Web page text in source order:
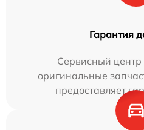
Гарантия
Сервисный центр
оригинальные
предоставляет